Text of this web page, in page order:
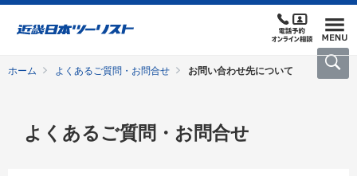
ホーム よくあるご質問・お問合せ お問い合わせ先について
よくあるご質問・お問合せ